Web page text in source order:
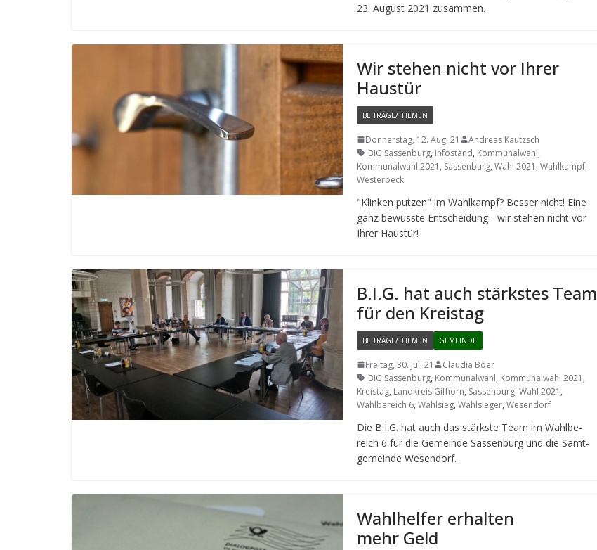
23. August 2021 zusammen.
Wir ste­hen nicht vor Ihrer
Haustür
BEITRÄGE/THEMEN
Donnerstag, 12. Aug. 21
Andreas Kautzsch
BIG Sassenburg, Infostand, Kommunalwahl,
Kommunalwahl 2021 , Sassenburg, Wahl 2021 , Wahlkampf,
Westerbeck
"Klin­ken put­zen" im Wahl­kampf? Bes­ser nicht! Eine
ganz bewusste Ent­schei­dung - wir ste­hen nicht vor
Ihrer Haustür!
B.I.G. hat auch stärks­tes Team
für den Kreistag
BEITRÄGE/THEMEN GEMEINDE
Freitag, 30. Juli 21
Claudia Böer
BIG Sassenburg, Kommunalwahl, Kommunalwahl 2021 ,
Kreistag, Landkreis Gifhorn, Sassenburg, Wahl 2021 ,
Wahlbereich 6, Wahlsieg, Wahlsieger, Wesendorf
Die B.I.G. hat auch das stärkste Team im Wahl­be­
reich 6 für die Gemeinde Sas­sen­burg und die Samt­
ge­meinde Wesendorf.
Wahl­hel­fer erhal­ten
mehr Geld